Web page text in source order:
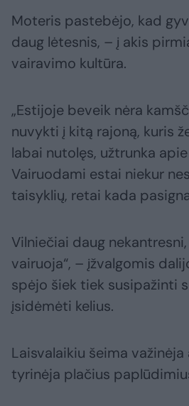
Moteris pastebėjo, kad
daug lėtesnis, – į akis
vairavimo kultūra.
„Estijoje beveik nėra
nuvykti į kitą rajoną, kuris
labai nutolęs, užtrunka
Vairuodami estai niekur
taisyklių, retai kada
Vilniečiai daug
vairuoja“, – įžvalgomis
spėjo šiek tiek susipažinti
įsidėmėti kelius.
Laisvalaikiu šeima
tyrinėja plačius